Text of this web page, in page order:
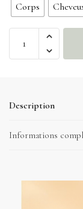
Corps
Description
Informations